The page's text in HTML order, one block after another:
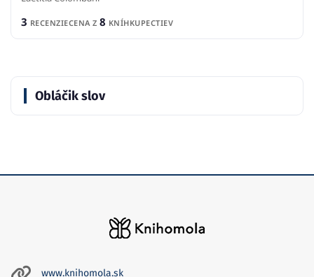
3 RECENZIECENA Z 8 KNÍHKUPECTIEV
Obláčik slov
www.knihomola.sk